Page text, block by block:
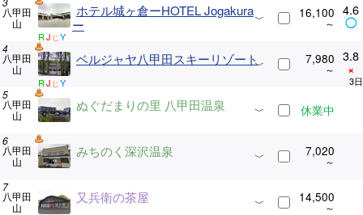
八甲田
山
ホテル城ヶ倉ーHOTEL Jogakura
ー
RJ じ Y
16,100 4.6
◯
八甲田
山
ベルジャヤ八甲田スキーリゾート
RJ じ Y
7,980 3.8
×
八甲田
山
ぬぐだまりの里 八甲田温泉 休業中
八甲田
山
みちのく深沢温泉 7,020
八甲田
山
又兵衛の茶屋 14,500